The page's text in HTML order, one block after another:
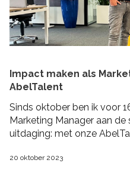
Impact maken als
AbelTalent
Sinds oktober ben ik voor
Marketing Manager aan de
uitdaging: met onze
voornamelijk bezig
20 oktober 2023